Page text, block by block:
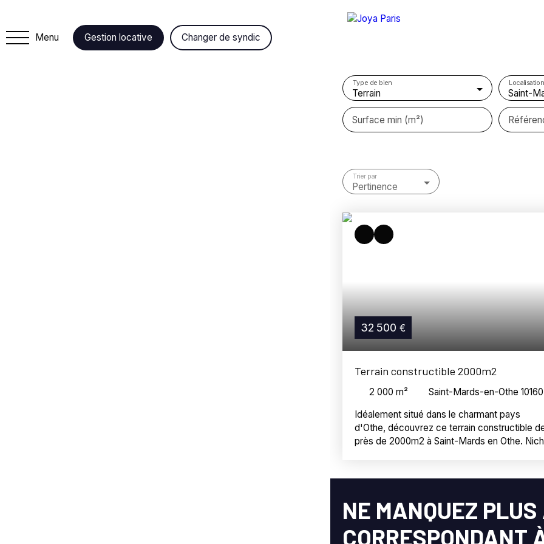
Menu Gestion locative Changer de syndic
Terrain
Type de bien Localisation
Surface min (m²)
Pertinence
Trier par
32 500 €
Terrain constructible 2000m2
2 000 m²
Saint-Mards-en-Othe 10160
Idéalement situé dans le charmant pays
d'Othe, découvrez ce terrain constructible
près de 2000m2 à Saint-Mards en Othe.
imprenable sur la campagne environnante.
disposant de l'école primaire et d'une
brasserie sur la place du village, créant ainsi
cadre de vie idéal pour les familles. De plus,
NE MANQUEZ
CORRESPONDANT